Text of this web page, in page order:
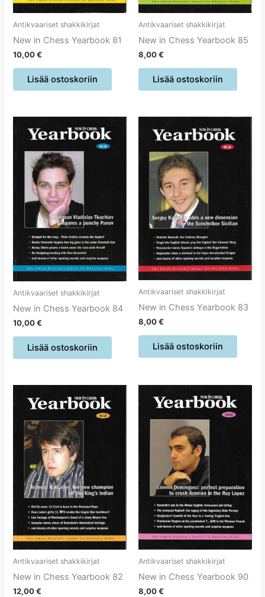
Antikvaariset shakkikirjat
New in Chess Yearbook 81
10,00€
Lisää ostoskoriin
Antikvaariset shakkikirjat
New in Chess Yearbook 85
8,00€
Lisää ostoskoriin
Antikvaariset shakkikirjat
New in Chess Yearbook 84
10,00€
Lisää ostoskoriin
Antikvaariset shakkikirjat
New in Chess Yearbook 83
8,00€
Lisää ostoskoriin
Antikvaariset shakkikirjat
New in Chess Yearbook 82
12,00€
Antikvaariset shakkikirjat
New in Chess Yearbook 90
8,00€